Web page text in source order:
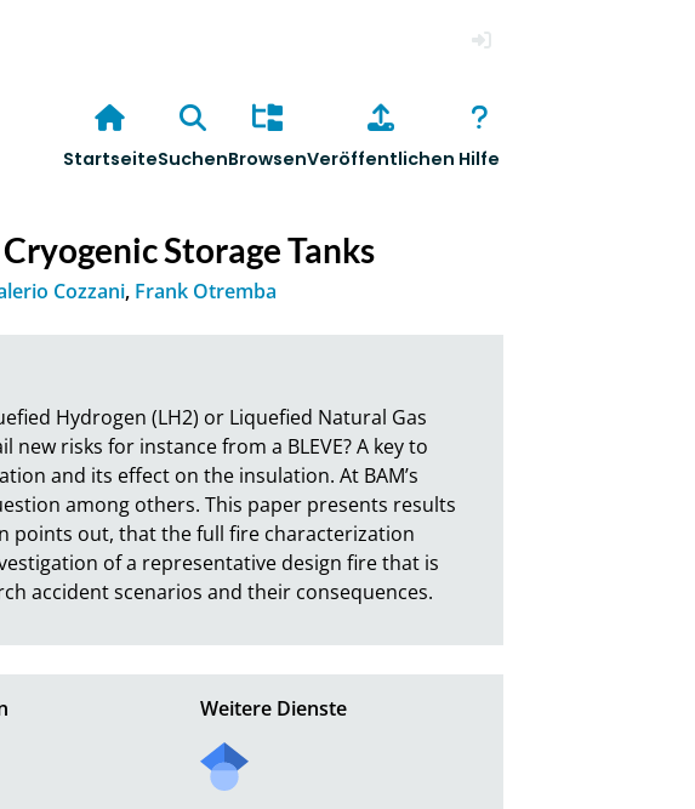
StartseiteSuchenBrowsenVeröffentlichen Hilfe
Storage Tanks
Cozzani, Frank Otremba
Hydrogen (LH2) or Liquefied Natural Gas
risks for instance from a BLEVE? A key to
and its effect on the insulation. At BAM’s
among others. This paper presents results
points out, that the full fire characterization
of a representative design fire that is
accident scenarios and their consequences.
Weitere Dienste